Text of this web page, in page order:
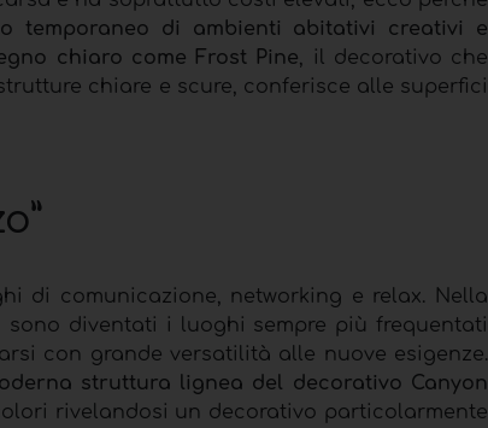
temporaneo di ambienti abitativi creativi e
chiaro come Frost Pine, il decorativo che
chiare e scure, conferisce alle superfici
di comunicazione, networking e relax. Nella
diventati i luoghi sempre più frequentati
con grande versatilità alle nuove esigenze.
struttura lignea del decorativo Canyon
rivelandosi un decorativo particolarmente